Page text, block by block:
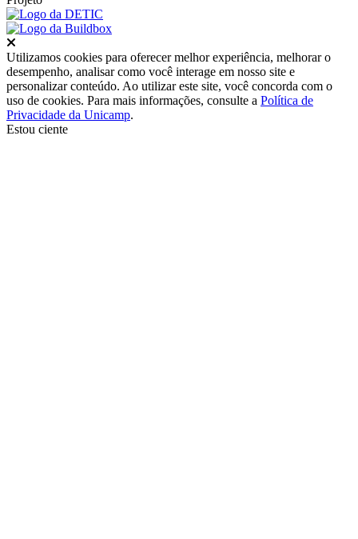
Utilizamos cookies para oferecer melhor experiência, melhorar o
desempenho, analisar como você interage em nosso site e
personalizar conteúdo. Ao utilizar este site, você concorda com o
uso de cookies. Para mais informações, consulte a Política de
Privacidade da Unicamp.
Estou ciente